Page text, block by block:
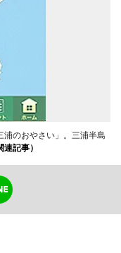
のおやさい」。三浦半島
連記事）